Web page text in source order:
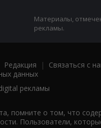
Материалы,
рекламы.
Редакция | Связаться с
данных
рекламы
помните о том, что
Пользователи,